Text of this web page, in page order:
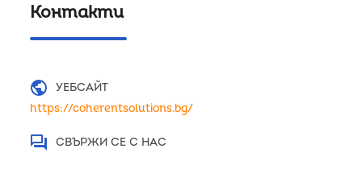
Контакти
public
УЕБСАЙТ
https://coherentsolutions.bg/
question_answer СВЪРЖИ СЕ С НАС